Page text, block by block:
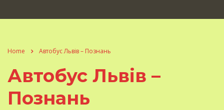
Home Автобус Львів – Познань
Автобус Львів –
Познань